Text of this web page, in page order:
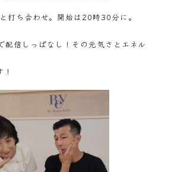
打ち合わせ。開始は20時30分に。
配信しっぱなし！その元気さとエネル